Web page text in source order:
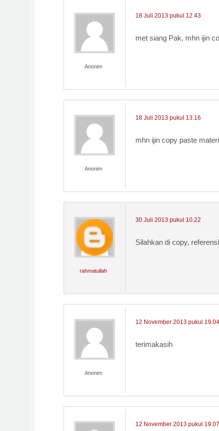
Anonim
18 Juli 2013 pukul 12.43
met siang Pak, mhn ijin
Anonim
18 Juli 2013 pukul 13.16
mhn ijin copy paste
rahmatullah
30 Juli 2013 pukul 10.22
Silahkan di copy,
Anonim
12 November 2013 pukul 19.04
terimakasih
12 November 2013 pukul 19.07